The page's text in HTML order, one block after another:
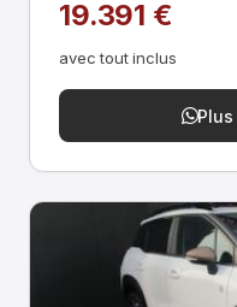
19.391 €
avec tout inclus